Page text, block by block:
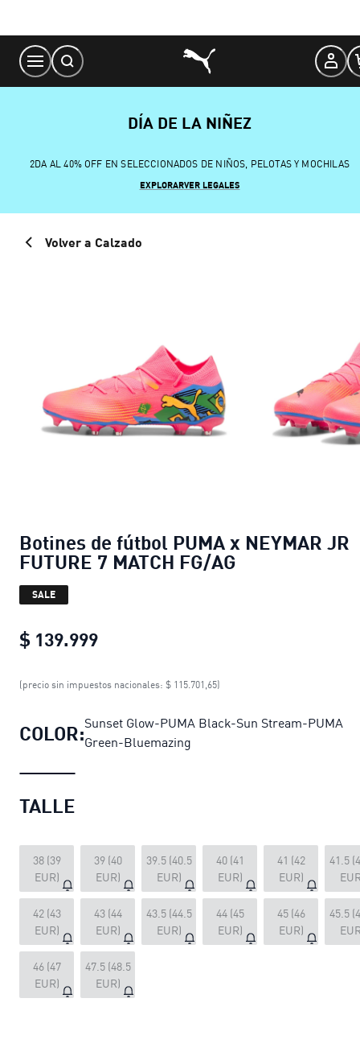
Content
DÍA DE LA NIÑEZ
2DA AL 40% OFF EN SELECCIONADOS DE NIÑOS, PELOTAS Y MOCHILAS
EXPLORARVER LEGALES
Volver a Calzado
Botines de fútbol PUMA x NEYMAR JR
FUTURE 7 MATCH FG/AG
SALE
$ 139.999
Botines de fútbol PUMA x NEYMAR
(precio sin impuestos nacionales: $ 115.701,65)
COLOR:Sunset Glow-PUMA Black-Sun Stream-PUMA
Green-Bluemazing
TALLE
38 (39
EUR)
39 (40
EUR)
39.5 (40.5
EUR)
40 (41
EUR)
41 (42
EUR)
41.5
42 (43
EUR)
43 (44
EUR)
43.5 (44.5
EUR)
44 (45
EUR)
45 (46
EUR)
45.5
46 (47
EUR)
47.5 (48.5
EUR)